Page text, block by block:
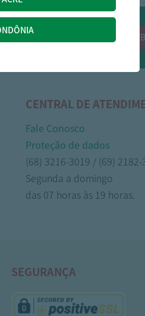
ofertas no
CENTRAL DE
Fale Conosco
Proteção de dados
(68) 3216-3019 / (69) 2182-
Segunda a domingo
das 07 horas às 19 horas.
SEGURANÇA